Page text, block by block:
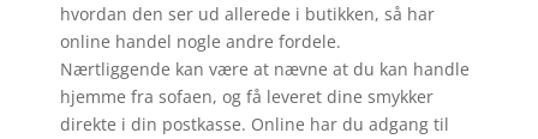
hvordan den ser ud allerede i butikken, så har
online handel nogle andre fordele.
Nærtliggende kan være at nævne at du kan handle
hjemme fra sofaen, og få leveret dine smykker
direkte i din postkasse. Online har du adgang til